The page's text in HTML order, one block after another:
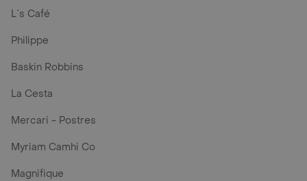
L´s Café
Philippe
Baskin Robbins
La Cesta
Mercari - Postres
Myriam Camhi Co
Magnifique